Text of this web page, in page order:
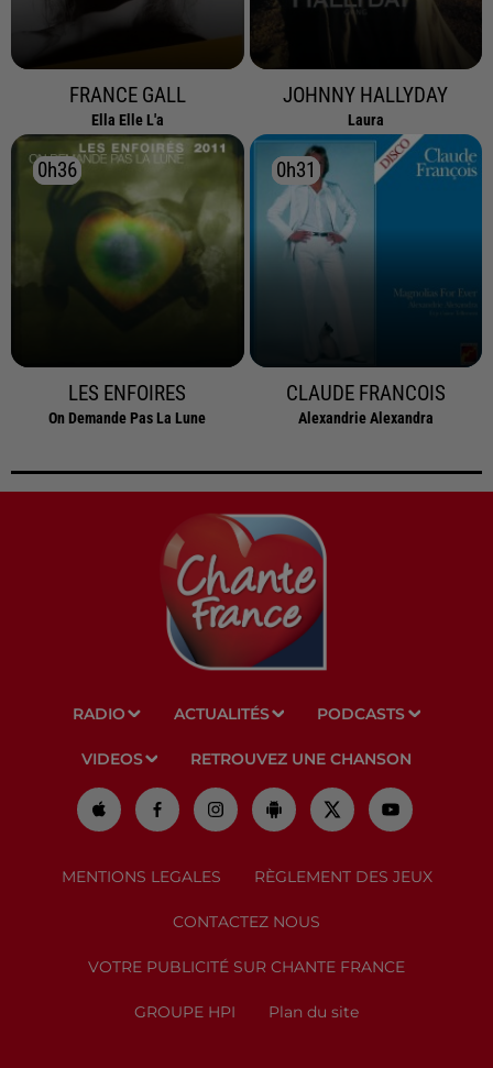
FRANCE GALL
Ella Elle L'a
JOHNNY HALLYDAY
Laura
0h36
0h36
LES ENFOIRES
On Demande Pas La Lune
0h31
0h31
CLAUDE FRANCOIS
Alexandrie Alexandra
RADIO ACTUALITÉS PODCASTS
VIDEOS RETROUVEZ UNE CHANSON
MENTIONS LEGALES RÈGLEMENT DES JEUX
CONTACTEZ NOUS
VOTRE PUBLICITÉ SUR CHANTE FRANCE
GROUPE HPI Plan du site